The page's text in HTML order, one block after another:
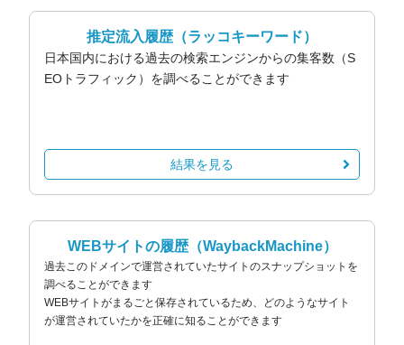
推定流入履歴（ラッコキーワード）
日本国内における過去の検索エンジンからの集客数（S
EOトラフィック）を調べることができます
結果を見る
WEBサイトの履歴（WaybackMachine）
過去このドメインで運営されていたサイトのスナップショットを
調べることができます
WEBサイトがまるごと保存されているため、どのようなサイト
が運営されていたかを正確に知ることができます